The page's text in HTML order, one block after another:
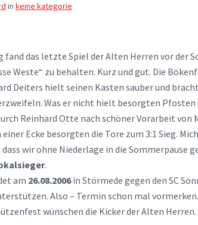
in keine kategorie
fand das letzte Spiel der Alten Herren vor der
Weste“ zu behalten. Kurz und gut. Die
Deiters hielt seinen Kasten sauber und
Was er nicht hielt besorgten
Reinhard Otte nach schöner Vorarbeit
Ecke besorgten die Tore zum 3:1 Sieg.
wir ohne Niederlage in die Sommerpause
.
am 26.08.2006in Störmede gegen den SC
Also – Termin schon mal
wünschen die Kicker der Alten Herren.